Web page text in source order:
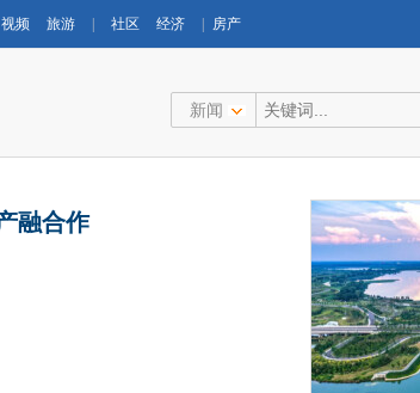
视频 旅游 社区 经济 房产
新闻
融合作